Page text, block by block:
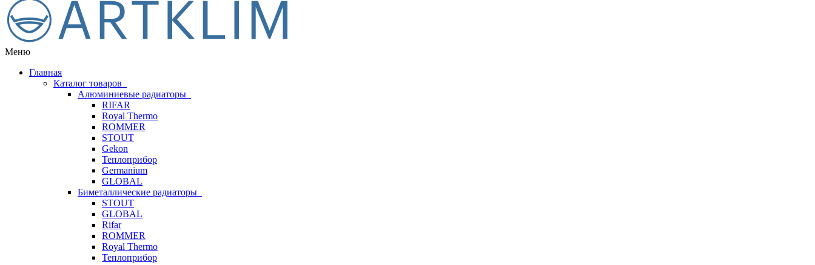
Меню
Главная
Каталог товаров
Алюминиевые радиаторы
RIFAR
Royal Thermo
ROMMER
STOUT
Gekon
Теплоприбор
Germanium
GLOBAL
Биметаллические радиаторы
STOUT
GLOBAL
Rifar
ROMMER
Royal Thermo
Теплоприбор